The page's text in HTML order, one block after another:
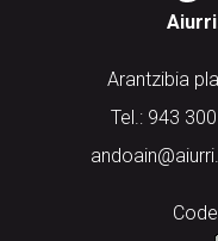
Arantzibia
Tel.: 943